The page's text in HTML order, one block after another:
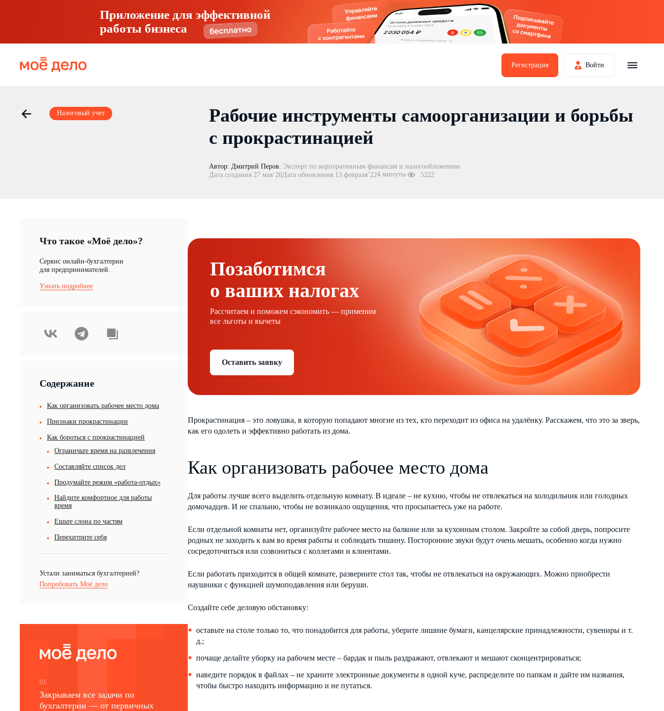
Приложение для эффективной
работы бизнеса
Регистрация Войти
Налоговый учет
Рабочие инструменты самоорганизации и борьбы
с прокрастинацией
Автор: Дмитрий Перов, Эксперт по корпоративным финансам и налогообложению
Дата создания 27 мая’20Дата обновления 13 февраля’224 минуты 5222
Что такое «Моё дело»?
Cервис онлайн-бухгалтерии
для предпринимателей.
Узнать подробнее
Содержание
Как организовать рабочее место дома
Признаки прокрастинации
Как бороться с прокрастинацией
Ограничьте время на развлечения
Составляйте список дел
Продумайте режим «работа-отдых»
Найдите комфортное для работы
время
Ешьте слона по частям
Перехитрите себя
Устали заниматься бухгалтерией?
Попробовать Моё дело
01
Закрываем все задачи по
бухгалтерии — от первичных
Позаботимся
о ваших налогах
Рассчитаем и поможем сэкономить — применим
все льготы и вычеты
Оставить заявку
Прокрастинация – это ловушка, в которую попадают многие из тех, кто переходит из офиса на удалёнку. Расскажем, что это за зверь,
как его одолеть и эффективно работать из дома.
Как организовать рабочее место дома
Для работы лучше всего выделить отдельную комнату. В идеале – не кухню, чтобы не отвлекаться на холодильник или голодных
домочадцев. И не спальню, чтобы не возникало ощущения, что просыпаетесь уже на работе.
Если отдельной комнаты нет, организуйте рабочее место на балконе или за кухонным столом. Закройте за собой дверь, попросите
родных не заходить к вам во время работы и соблюдать тишину. Посторонние звуки будут очень мешать, особенно когда нужно
сосредоточиться или созвониться с коллегами и клиентами.
Если работать приходится в общей комнате, разверните стол так, чтобы не отвлекаться на окружающих. Можно приобрести
наушники с функцией шумоподавления или беруши.
Создайте себе деловую обстановку:
оставьте на столе только то, что понадобится для работы, уберите лишние бумаги, канцелярские принадлежности, сувениры и т.
д.;
почаще делайте уборку на рабочем месте – бардак и пыль раздражают, отвлекают и мешают сконцентрироваться;
наведите порядок в файлах – не храните электронные документы в одной куче, распределите по папкам и дайте им названия,
чтобы быстро находить информацию и не путаться.